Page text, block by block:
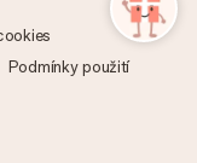
Podmínky použití